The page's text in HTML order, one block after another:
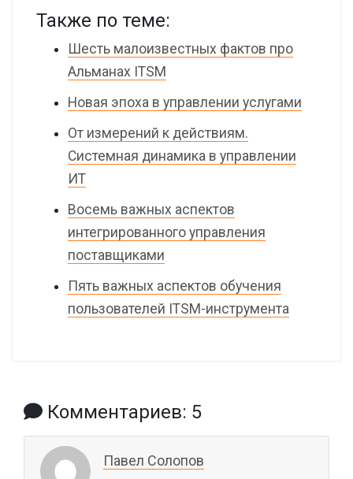
Также по теме:
Шесть малоизвестных фактов про
Альманах ITSM
Новая эпоха в управлении услугами
От измерений к действиям.
Системная динамика в управлении
ИТ
Восемь важных аспектов
интегрированного управления
поставщиками
Пять важных аспектов обучения
пользователей ITSM-инструмента
Комментариев: 5
Павел Солопов